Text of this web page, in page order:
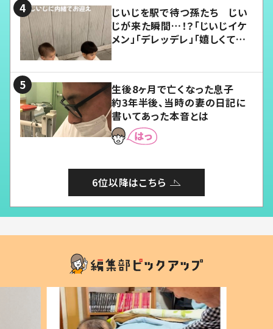
じいじを駅で待つ孫たち じい
じが来た瞬間…！？「じいじイケ
メン」「デレッデレ」「嬉しくて可
生後8ヶ月で亡くなった息子
約3年半後、当時の妻の日記に
書いてあった本音とは
6位以降はこちら